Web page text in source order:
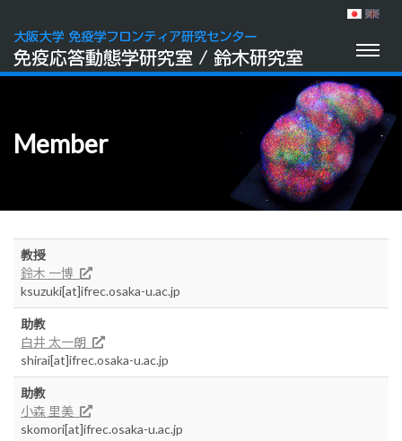
Member
教授
鈴木 一博
ksuzuki[at]ifrec.osaka-u.ac.jp
助教
白井 太一朗
shirai[at]ifrec.osaka-u.ac.jp
助教
小森 里美
skomori[at]ifrec.osaka-u.ac.jp